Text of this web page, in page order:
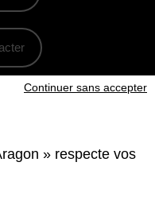
» respecte vos
Continuer sans accepter
YoutubeLinkedIn